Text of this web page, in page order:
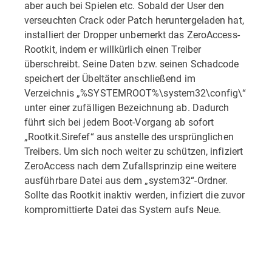
aber auch bei Spielen etc. Sobald der User den
verseuchten Crack oder Patch heruntergeladen hat,
installiert der Dropper unbemerkt das ZeroAccess-
Rootkit, indem er willkürlich einen Treiber
überschreibt. Seine Daten bzw. seinen Schadcode
speichert der Übeltäter anschließend im
Verzeichnis „%SYSTEMROOT%\system32\config\“
unter einer zufälligen Bezeichnung ab. Dadurch
führt sich bei jedem Boot-Vorgang ab sofort
„Rootkit.Sirefef“ aus anstelle des ursprünglichen
Treibers. Um sich noch weiter zu schützen, infiziert
ZeroAccess nach dem Zufallsprinzip eine weitere
ausführbare Datei aus dem „system32“-Ordner.
Sollte das Rootkit inaktiv werden, infiziert die zuvor
kompromittierte Datei das System aufs Neue.